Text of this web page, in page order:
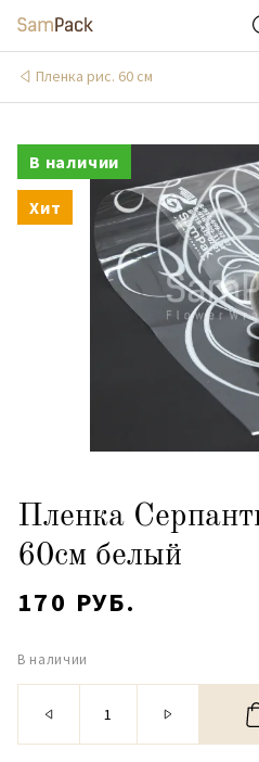
Пленка рис. 60 см
В наличии
Хит
Пленка
60см белый
170 РУБ.
В наличии